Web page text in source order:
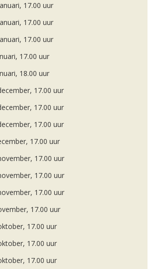
17.00 uur
17.00 uur
17.00 uur
17.00 uur
18.00 uur
17.00 uur
17.00 uur
17.00 uur
17.00 uur
17.00 uur
17.00 uur
17.00 uur
17.00 uur
17.00 uur
17.00 uur
17.00 uur